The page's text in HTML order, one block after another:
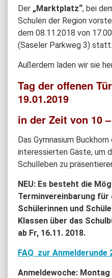
Der „Marktplatz“, bei
Schulen der Region
dem 08.11.2018 von
(Saseler Parkweg 3) statt.
Außerdem laden wir sie
Tag der offenen
19.01.2019
in der Zeit von 10
Das Gymnasium
interessierten Gäste, um
Schulleben zu
NEU: Es besteht die
Terminvereinbarung für
Schülerinnen und
Klassen über das
ab Fr, 16.11. 2018.
FAQ zur Anmelderunde
Anmeldewoche: